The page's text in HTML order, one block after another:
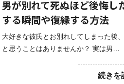
男が別れて死ぬほど後悔し
する瞬間や復縁する方法
大好きな彼氏とお別れしてしまった後
と思うことはありませんか？ 実は男…
続きを